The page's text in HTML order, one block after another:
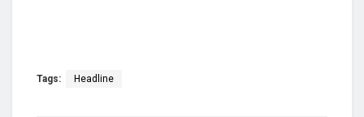
Tags: Headline